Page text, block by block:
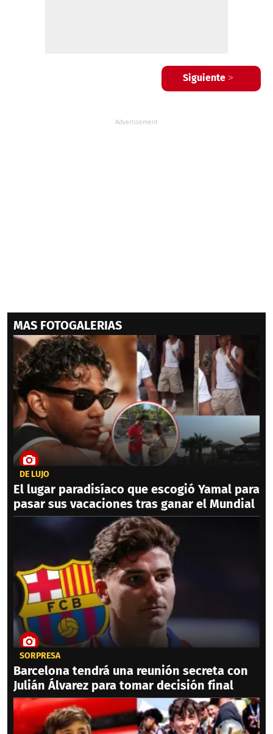
Siguiente >
MAS FOTOGALERIAS
DE LUJO
El lugar paradisíaco que escogió Yamal para
pasar sus vacaciones tras ganar el Mundial
SORPRESA
Barcelona tendrá una reunión secreta con
Julián Álvarez para tomar decisión final